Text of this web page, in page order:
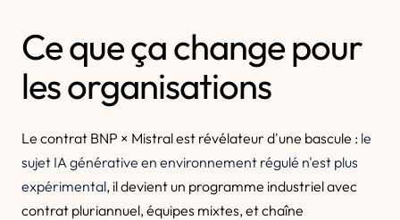
Ce que ça change pour
les organisations
Le contrat BNP × Mistral est révélateur d'une bascule : le
sujet IA générative en environnement régulé n'est plus
expérimental, il devient un programme industriel avec
contrat pluriannuel, équipes mixtes, et chaîne